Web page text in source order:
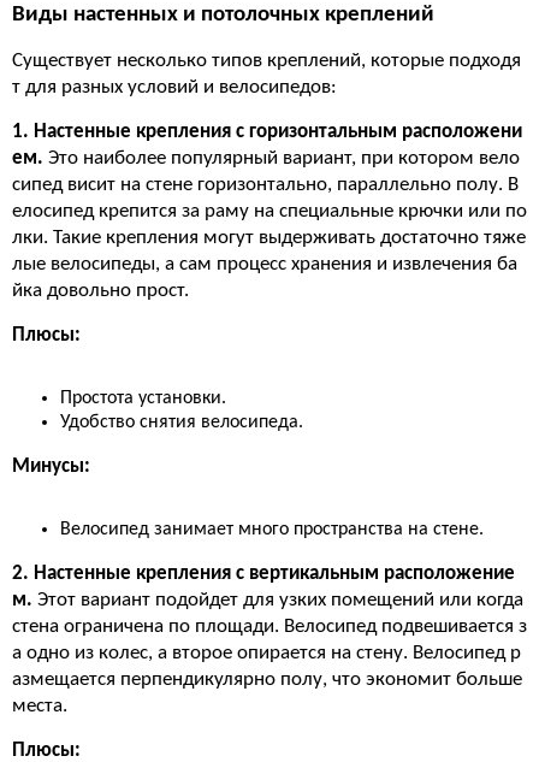
Виды настенных и потолочных креплений
Существует несколько типов креплений, которые подходя
т для разных условий и велосипедов:
1. Настенные крепления с горизонтальным расположени
ем. Это наиболее популярный вариант, при котором вело
сипед висит на стене горизонтально, параллельно полу. В
елосипед крепится за раму на специальные крючки или по
лки. Такие крепления могут выдерживать достаточно тяже
лые велосипеды, а сам процесс хранения и извлечения ба
йка довольно прост.
Плюсы:
Простота установки.
Удобство снятия велосипеда.
Минусы:
Велосипед занимает много пространства на стене.
2. Настенные крепления с вертикальным расположение
м. Этот вариант подойдет для узких помещений или когда
стена ограничена по площади. Велосипед подвешивается з
а одно из колес, а второе опирается на стену. Велосипед р
азмещается перпендикулярно полу, что экономит больше
места.
Плюсы: